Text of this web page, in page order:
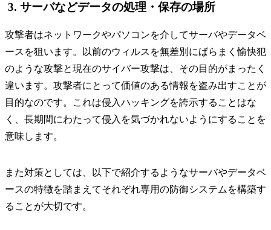
3. サーバなどデータの処理・保存の場所
攻撃者はネットワークやパソコンを介してサーバやデータベ
ースを狙います。以前のウィルスを無差別にばらまく愉快犯
のような攻撃と現在のサイバー攻撃は、その目的がまったく
違います。攻撃者にとって価値のある情報を盗み出すことが
目的なのです。これは侵入ハッキングを誇示することはな
く、長期間にわたって侵入を気づかれないようにすることを
意味します。
また対策としては、以下で紹介するようなサーバやデータベ
ースの特徴を踏まえてそれぞれ専用の防御システムを構築す
ることが大切です。